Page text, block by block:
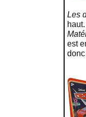
Les
haut.
est